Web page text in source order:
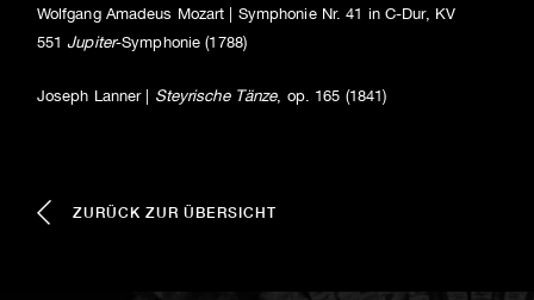
Wolfgang Amadeus Mozart | Symphonie Nr. 41 in C-Dur, KV
551Jupiter-Symphonie (1788)
Joseph Lanner | Steyrische Tänze, op. 165 (1841)
ZURÜCK ZUR ÜBERSICHT